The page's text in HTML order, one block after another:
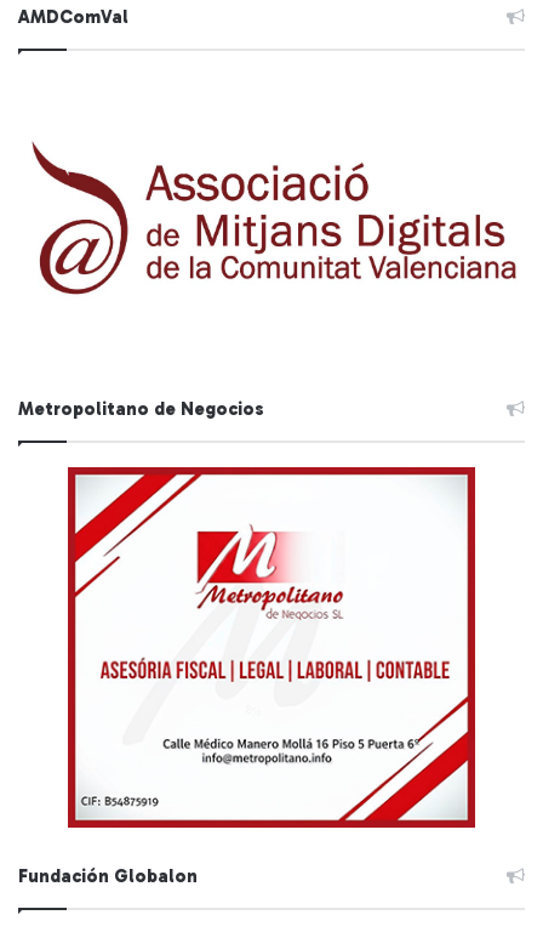
AMDComVal
Metropolitano de Negocios
Fundación Globalon